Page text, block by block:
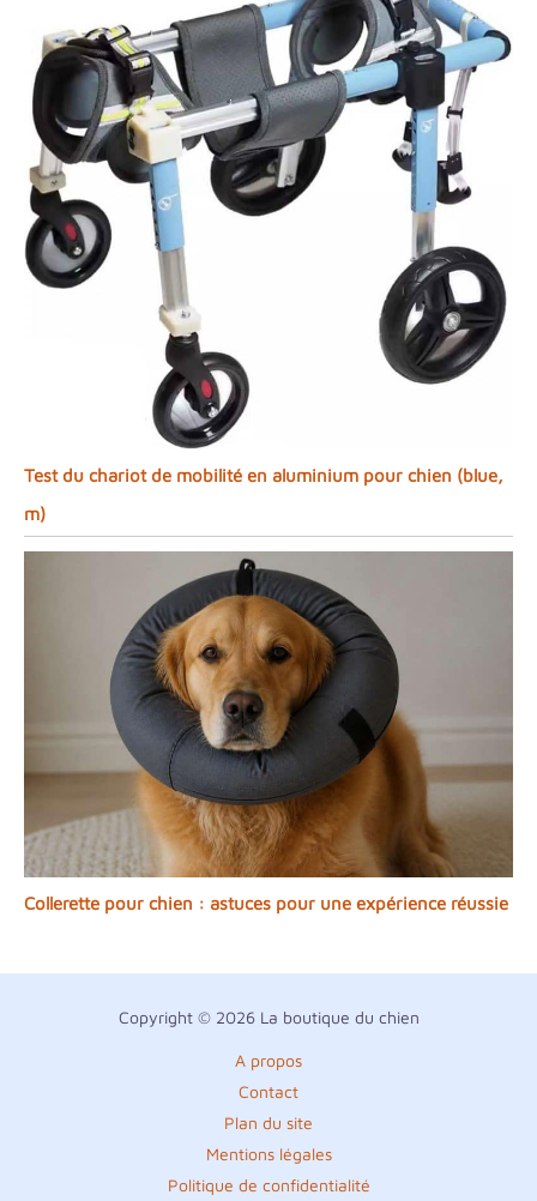
Test du chariot de mobilité en aluminium pour chien (blue,
m)
Collerette pour chien : astuces pour une expérience réussie
Copyright © 2026 La boutique du chien
A propos
Contact
Plan du site
Mentions légales
Politique de confidentialité